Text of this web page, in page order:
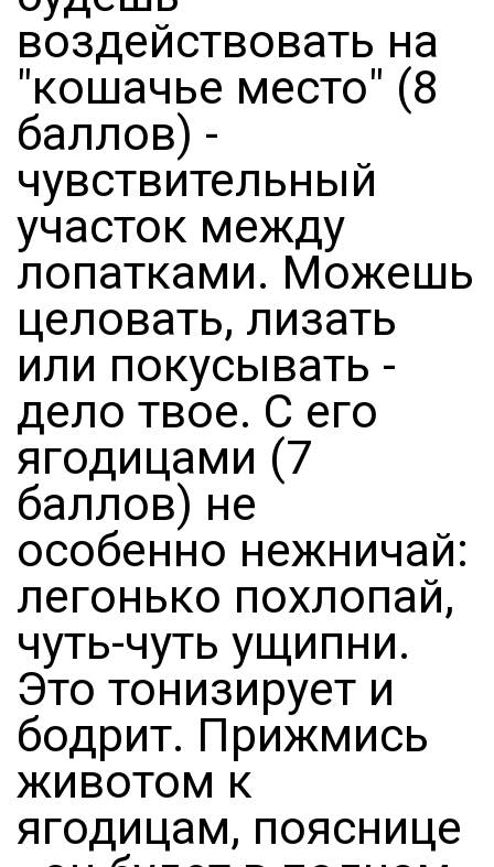
воздействовать на
"кошачье место" (8
баллов) -
чувствительный
участок между
лопатками. Можешь
целовать, лизать
или покусывать -
дело твое. С его
ягодицами (7
баллов) не
особенно нежничай:
легонько похлопай,
чуть-чуть ущипни.
Это тонизирует и
бодрит. Прижмись
животом к
ягодицам, пояснице